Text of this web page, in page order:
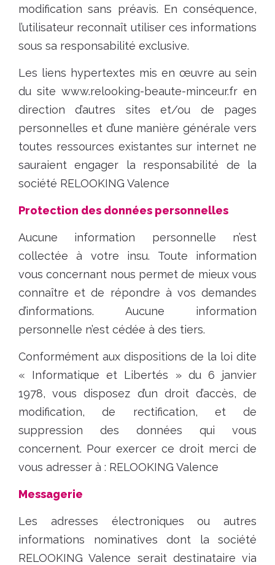
modification sans préavis. En conséquence,
l’utilisateur reconnaît utiliser ces informations
sous sa responsabilité exclusive.
Les liens hypertextes mis en œuvre au sein
du site www.relooking-beaute-minceur.fr en
direction d’autres sites et/ou de pages
personnelles et d’une manière générale vers
toutes ressources existantes sur internet ne
sauraient engager la responsabilité de la
société RELOOKING Valence
Protection des données personnelles
Aucune information personnelle n’est
collectée à votre insu. Toute information
vous concernant nous permet de mieux vous
connaître et de répondre à vos demandes
d’informations. Aucune information
personnelle n’est cédée à des tiers.
Conformément aux dispositions de la loi dite
« Informatique et Libertés » du 6 janvier
1978, vous disposez d’un droit d’accès, de
modification, de rectification, et de
suppression des données qui vous
concernent. Pour exercer ce droit merci de
vous adresser à : RELOOKING Valence
Messagerie
Les adresses électroniques ou autres
informations nominatives dont la société
RELOOKING Valence serait destinataire via